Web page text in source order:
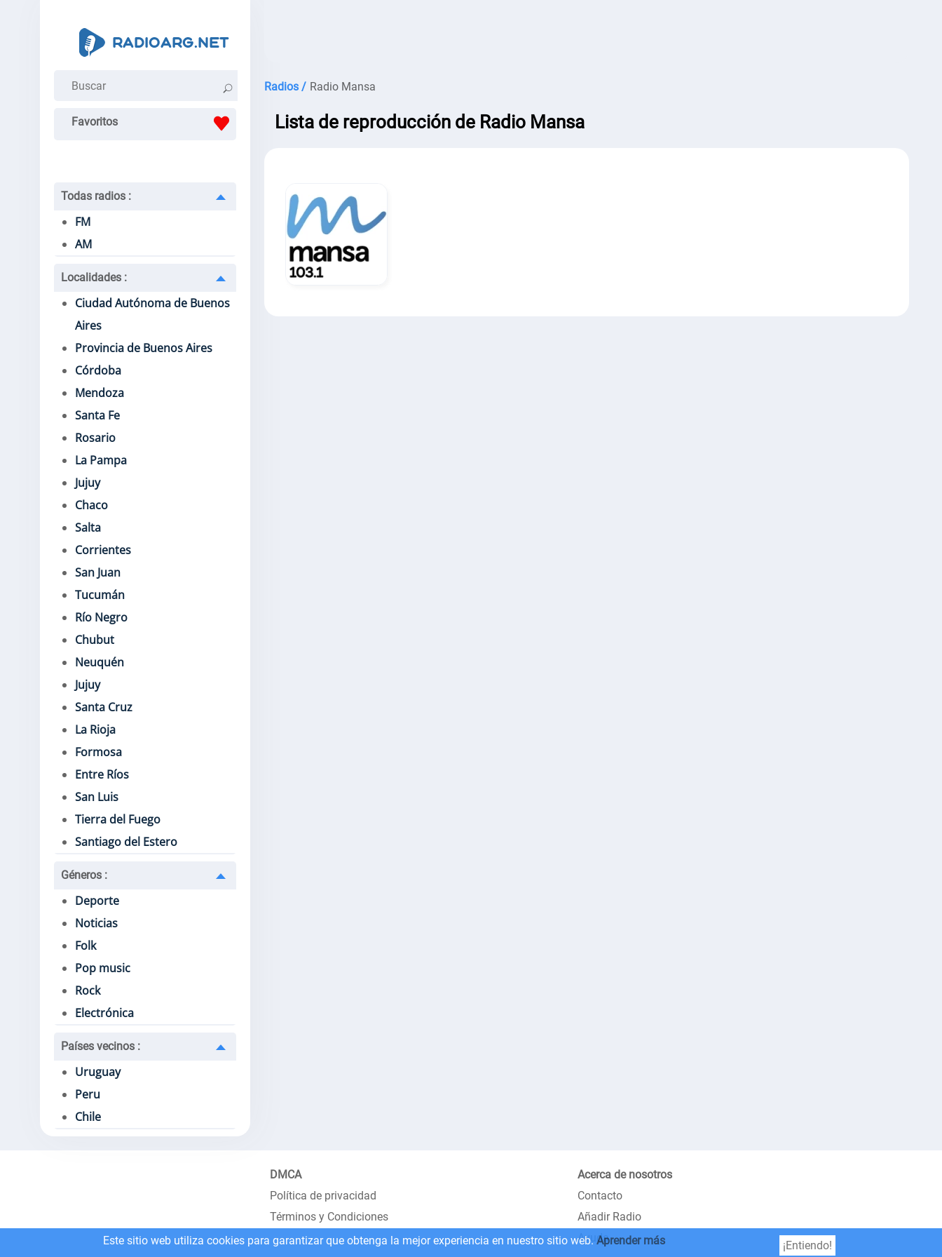
Favoritos
Todas radios :
FM
AM
Localidades :
Ciudad Autónoma de Buenos
Aires
Provincia de Buenos Aires
Córdoba
Mendoza
Santa Fe
Rosario
La Pampa
Jujuy
Chaco
Salta
Corrientes
San Juan
Tucumán
Río Negro
Chubut
Neuquén
Jujuy
Santa Cruz
La Rioja
Formosa
Entre Ríos
San Luis
Tierra del Fuego
Santiago del Estero
Géneros :
Deporte
Noticias
Folk
Pop music
Rock
Electrónica
Países vecinos :
Uruguay
Peru
Chile
Radios / Radio Mansa
Lista de reproducción de Radio Mansa
DMCA
Política de privacidad
Términos y Condiciones
Acerca de nosotros
Contacto
Añadir Radio
Ayuda
Este sitio web utiliza cookies para garantizar que obtenga la mejor experiencia en nuestro sitio web.Aprender más ¡Entiendo!